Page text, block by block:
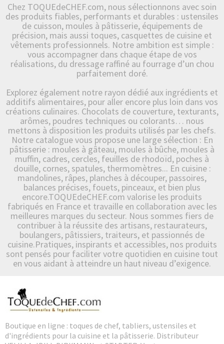
Chez TOQUEdeCHEF.com, nous sélectionnons avec soin
des produits fiables, performants et durables : ustensiles
de cuisson, moules à pâtisserie, équipements de
précision, mais aussi toques, casquettes de cuisine et
vêtements professionnels. Notre ambition est simple :
vous accompagner dans chaque étape de vos
réalisations, du dressage raffiné au fourrage d’un chou
parfaitement doré.
Explorez également notre rayon dédié aux ingrédients et
additifs alimentaires, pour aller encore plus loin dans vos
créations culinaires. Chocolats de couverture, texturants,
arômes, poudres techniques ou colorants… nous
mettons à disposition les produits utilisés par les chefs.
Notre catalogue vous propose une large sélection : En
pâtisserie : moules à gâteau, moules à bûche, moules à
muffin, cadres, cercles, feuilles de rhodoïd, poches à
douille, cornes, spatules, thermomètres... En cuisine :
mandolines, râpes, planches à découper, passoires,
balances précises, fouets, pinceaux, et bien plus
encore.TOQUEdeCHEF.com valorise les produits
fabriqués en France et travaille en collaboration avec les
meilleures marques du secteur. Nous sommes fiers de
contribuer à la réussite des artisans, restaurateurs,
boulangers, pâtissiers, traiteurs, et passionnés de
cuisine.Pratiques, inspirants et accessibles, nos produits
sont pensés pour faciliter votre quotidien en cuisine tout
en vous aidant à atteindre un haut niveau d’exigence.
Boutique en ligne : toques de chef, tabliers, ustensiles et
d'ingrédients pour la cuisine et la pâtisserie. Distributeur